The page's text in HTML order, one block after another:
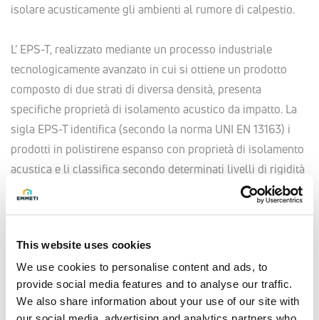
This website uses cookies
We use cookies to personalise content and ads, to
provide social media features and to analyse our traffic.
We also share information about your use of our site with
isolare acusticamente gli ambienti al rumore di calpestio.
L’ EPS-T, realizzato mediante un processo industriale
tecnologicamente avanzato in cui si ottiene un prodotto
composto di due strati di diversa densità, presenta
specifiche proprietà di isolamento acustico da impatto. La
sigla EPS-T identifica (secondo la norma UNI EN 13163) i
prodotti in polistirene espanso con proprietà di isolamento
acustica e li classifica secondo determinati livelli di rigidità
dinamica e di comprimibilità.
Al di sopra del pannello viene infine sovrapposta una
spessore di colore nero, che lo rende estremamente
resistente allo schiacciamento dovuto al calpestio delle
maestranze sopra le bugne del pannello, prima e durante il
getto dei massetti.